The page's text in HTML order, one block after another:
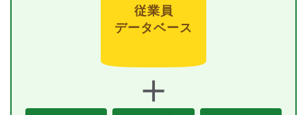
従業員
データベース
＋